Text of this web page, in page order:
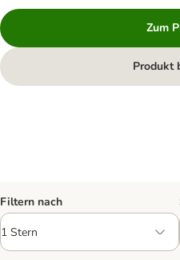
Zum
Produkt
Filtern nach